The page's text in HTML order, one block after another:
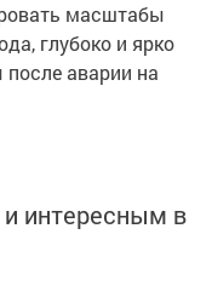
масштабы
глубоко и ярко
после аварии на
интересным в